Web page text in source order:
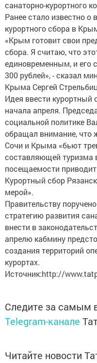
санаторно-курортного
Ранее стало известно
курортного сбора в
«Крым готовит свои
сбора. Я считаю, что
единовременным, и его
300 рублей», - сказал
Крыма Сергей
Идея ввести курортный
начала апреля.
социальной политике
обращал внимание, что
Сочи и Крыма «бьют
составляющей туризма
посещаемости
Курортный сбор
мерой».
Правительству
стратегию развития
внести в
апрелю кабмину
создания территорий
курортах.
Источник:http://
Следите за самым
Telegram-канале
Читайте новости